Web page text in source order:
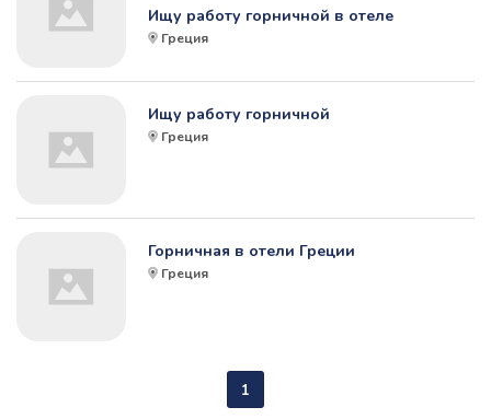
Ищу работу горничной в отеле
Греция
Ищу работу горничной
Греция
Горничная в отели Греции
Греция
1